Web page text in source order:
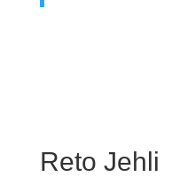
Reto Jehli